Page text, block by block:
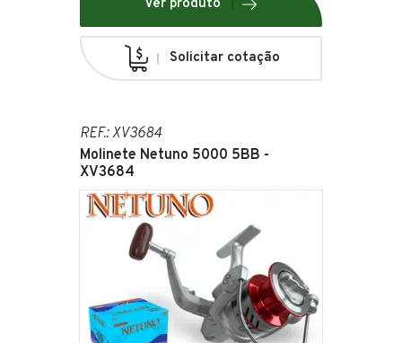
Ver produto
Solicitar cotação
REF.: XV3684
Molinete Netuno 5000 5BB -
XV3684